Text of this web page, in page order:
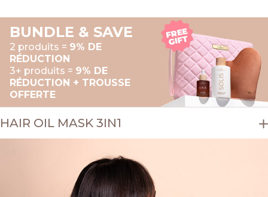
BUNDLE & SAVE
2 produits = 9% DE
RÉDUCTION
3+ produits = 9% DE
RÉDUCTION + TROUSSE
OFFERTE
HAIR OIL MASK 3IN1